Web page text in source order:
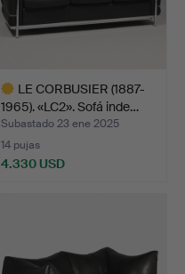
LE CORBUSIER (1887-
1965). «LC2». Sofá inde…
Subastado 23 ene 2025
14 pujas
4.330 USD